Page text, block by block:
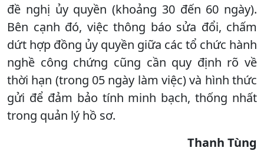
đề nghị ủy quyền (khoảng 30 đến 60 ngày).
Bên cạnh đó, việc thông báo sửa đổi, chấm
dứt hợp đồng ủy quyền giữa các tổ chức hành
nghề công chứng cũng cần quy định rõ về
thời hạn (trong 05 ngày làm việc) và hình thức
gửi để đảm bảo tính minh bạch, thống nhất
trong quản lý hồ sơ.
Thanh Tùng